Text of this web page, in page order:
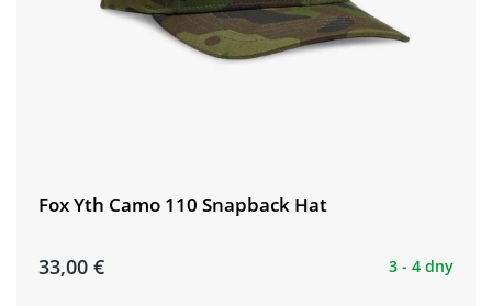
Fox Yth Camo 110 Snapback Hat
33,00 € 3 - 4 dny